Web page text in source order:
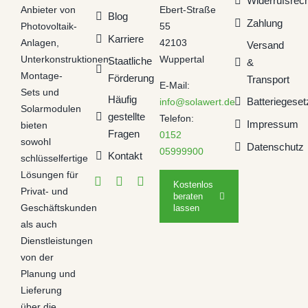
Anbieter von
Photovoltaik-
Anlagen,
Unterkonstruktionen,
Montage-
Sets und
Solarmodulen
bieten
sowohl
schlüsselfertige
Lösungen für
Privat- und
Geschäftskunden
als auch
Dienstleistungen
von der
Planung und
Lieferung
Blog
Karriere
Staatliche
Förderung
Häufig
gestellte
Fragen
Kontakt
Ebert-Straße
55
42103
Wuppertal
E-Mail:
info@solawert.de
Telefon:
0152
05999900
Kostenlos
beraten
lassen
Zahlung
Versand
&
Transport
Impressum
Datenschutz